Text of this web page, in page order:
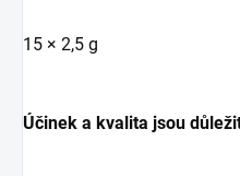
15 × 2,5 g
Účinek a kvalita jsou